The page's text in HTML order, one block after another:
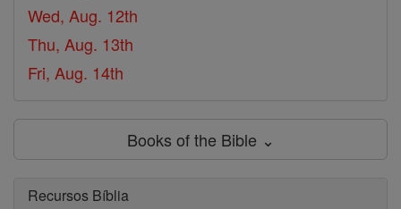
Wed, Aug. 12th
Thu, Aug. 13th
Fri, Aug. 14th
Books of the Bible ⌄
Recursos Bíblia